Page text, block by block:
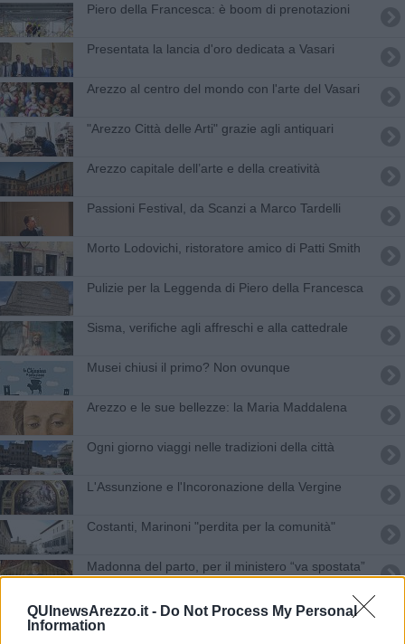
QUInewsArezzo.it - Do Not Process My Personal
Information
Piero della Francesca: è boom di prenotazioni
Presentata la lancia d'oro dedicata a Vasari
Arezzo al centro del mondo con l'arte del Vasari
"Arezzo Città delle Arti" grazie agli antiquari
Arezzo capitale dell’arte e della creatività
Passioni Festival, da Scanzi a Marco Tardelli
Morto Lodovichi, ristoratore amico di Patti Smith
Pulizie per la Leggenda di Piero della Francesca
Sisma, verifiche agli affreschi e alla cattedrale
Musei chiusi il primo? Non ovunque
Arezzo e le sue bellezze: la Maria Maddalena
Ogni giorno viaggi nelle tradizioni della città
L'Assunzione e l'Incoronazione della Vergine
Costanti, Marinoni "perdita per la comunità"
Madonna del parto, per il ministero “va spostata”
Ci siamo, Arezzo in tv con Linea Verde Life